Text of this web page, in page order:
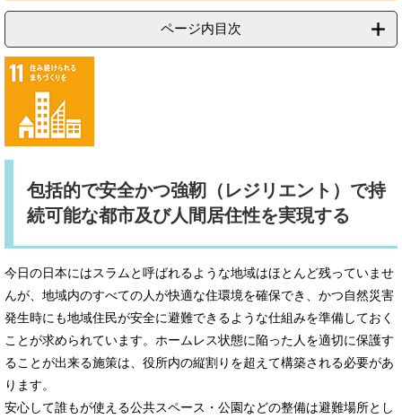
ページ内目次
包括的で安全かつ強靭（レジリエント）で持
続可能な都市及び人間居住性を実現する
今日の日本にはスラムと呼ばれるような地域はほとんど残っていませ
んが、地域内のすべての人が快適な住環境を確保でき、かつ自然災害
発生時にも地域住民が安全に避難できるような仕組みを準備しておく
ことが求められています。ホームレス状態に陥った人を適切に保護す
ることが出来る施策は、役所内の縦割りを超えて構築される必要があ
ります。
安心して誰もが使える公共スペース・公園などの整備は避難場所とし